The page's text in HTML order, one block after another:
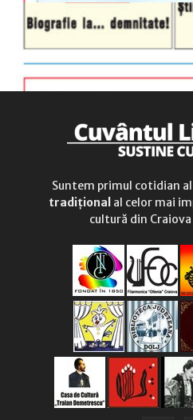
Suntem primul cotidian
tradițional al celor mai
cultură din